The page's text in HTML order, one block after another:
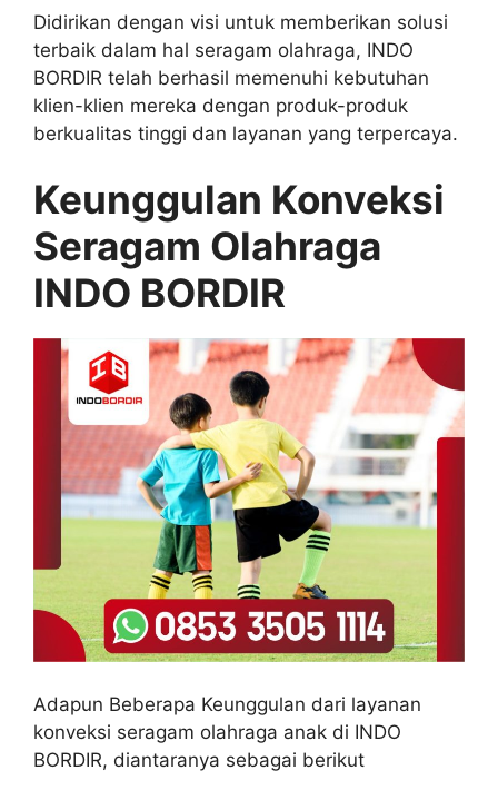
Didirikan dengan visi untuk memberikan solusi
terbaik dalam hal seragam olahraga, INDO
BORDIR telah berhasil memenuhi kebutuhan
klien-klien mereka dengan produk-produk
berkualitas tinggi dan layanan yang terpercaya.
Keunggulan Konveksi
Seragam Olahraga
INDO BORDIR
Adapun Beberapa Keunggulan dari layanan
konveksi seragam olahraga anak di INDO
BORDIR, diantaranya sebagai berikut